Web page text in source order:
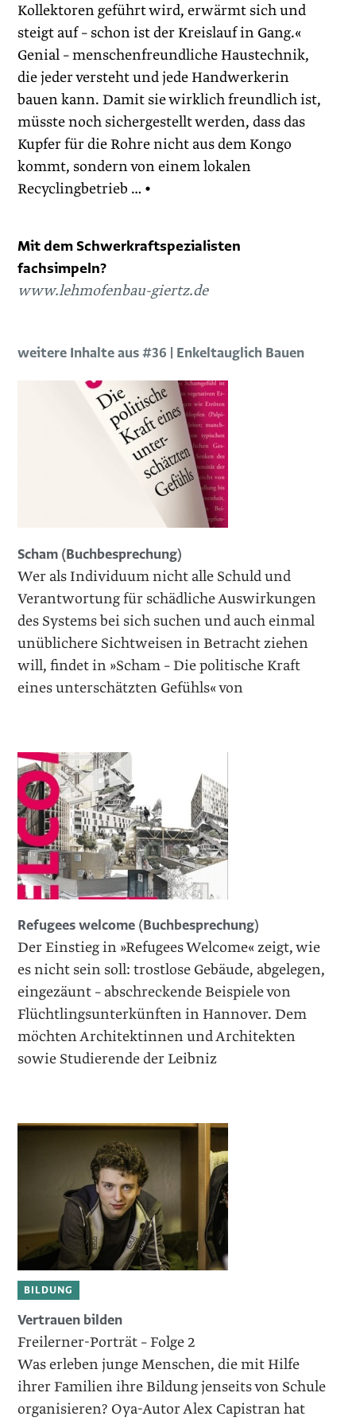
Kollektoren geführt wird, erwärmt sich und
steigt auf – schon ist der Kreislauf in Gang.«
Genial – menschenfreundliche Haustechnik,
die jeder versteht und jede Handwerkerin
bauen kann. Damit sie wirklich freundlich ist,
müsste noch sichergestellt werden, dass das
Kupfer für die Rohre nicht aus dem Kongo
kommt, sondern von einem lokalen
Recyclingbetrieb … •
Mit dem Schwerkraftspezialisten
fachsimpeln?
www.lehmofenbau-giertz.de
weitere Inhalte aus #36 | Enkeltauglich Bauen
Scham (Buchbesprechung)
Wer als Individuum nicht alle Schuld und
Verantwortung für schädliche Auswirkungen
des Systems bei sich suchen und auch einmal
unüblichere Sichtweisen in Betracht ziehen
will, findet in »Scham – Die politische Kraft
eines unterschätzten Gefühls« von
Refugees welcome (Buchbesprechung)
Der Einstieg in »Refugees Welcome« zeigt, wie
es nicht sein soll: trostlose Gebäude, abgelegen,
eingezäunt – abschreckende Beispiele von
Flüchtlingsunterkünften in Hannover. Dem
möchten Architektinnen und Architekten
sowie Studierende der Leibniz
BILDUNG
Vertrauen bilden
Freilerner-Porträt – Folge 2
Was erleben junge Menschen, die mit Hilfe
ihrer Familien ihre Bildung jenseits von Schule
organisieren? Oya-Autor Alex Capistran hat